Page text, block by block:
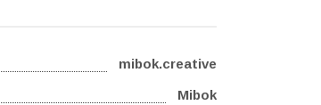
mibok.creative
Mibok